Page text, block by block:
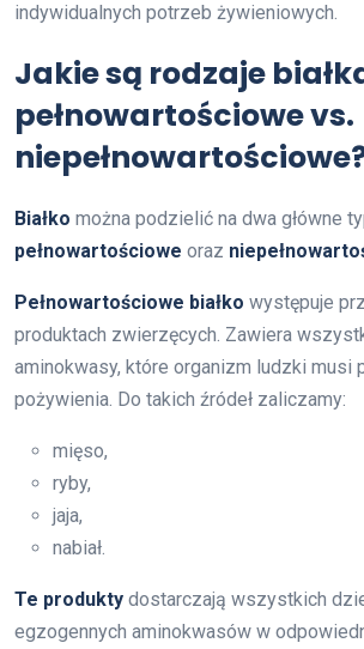
indywidualnych potrzeb żywieniowych.
Jakie są rodzaje
pełnowartościowe vs.
Białko można podzielić na dwa główne
pełnowartościowe oraz
Pełnowartościowe białko występuje
produktach zwierzęcych. Zawiera
aminokwasy, które organizm ludzki musi
pożywienia. Do takich źródeł zaliczamy:
mięso,
ryby,
jaja,
nabiał.
Te produkty dostarczają wszystkich
egzogennych aminokwasów w